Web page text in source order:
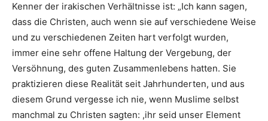
Kenner der irakischen Verhältnisse ist: „Ich kann sagen,
dass die Christen, auch wenn sie auf verschiedene Weise
und zu verschiedenen Zeiten hart verfolgt wurden,
immer eine sehr offene Haltung der Vergebung, der
Versöhnung, des guten Zusammenlebens hatten. Sie
praktizieren diese Realität seit Jahrhunderten, und aus
diesem Grund vergesse ich nie, wenn Muslime selbst
manchmal zu Christen sagten: ,ihr seid unser Element